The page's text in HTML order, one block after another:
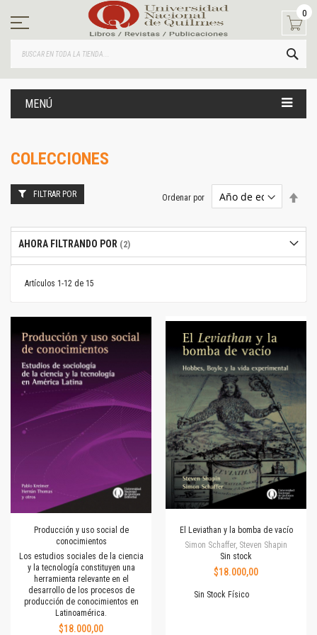
contenido
0
MENÚ
COLECCIONES
Artículos 1-12 de 15
Ordenar por
Producción y uso social de
conocimientos
Los estudios sociales de la ciencia
y la tecnología constituyen una
herramienta relevante en el
desarrollo de los procesos de
producción de conocimientos en
Latinoamérica.
$18.000,00
El Leviathan y la bomba de vacío
Simon Schaffer, Steven Shapin
Sin stock
$18.000,00
Sin Stock Físico
FILTRAR POR
AHORA FILTRANDO POR